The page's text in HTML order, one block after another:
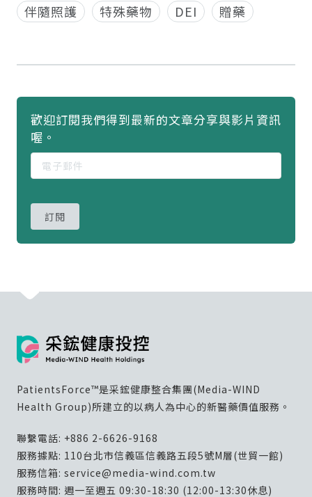
伴隨照護
特殊藥物 DEI 贈藥
歡迎訂閱我們得到最新的文章分享與影片資訊
喔。
訂閱
PatientsForce™是采鋐健康整合集團(Media-WIND
Health Group)所建立的以病人為中心的新醫藥價值服務。
聯繫電話: +886 2-6626-9168
服務據點: 110台北市信義區信義路五段5號M層(世貿一館)
服務信箱: service@media-wind.com.tw
服務時間: 週一至週五 09:30-18:30 (12:00-13:30休息)